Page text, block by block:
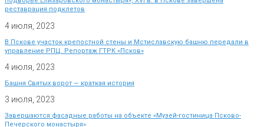
реставрация подклетов
4 июля, 2023
В Пскове участок крепостной стены и Мстиславскую башню передали в
управление РПЦ. Репортаж ГТРК «Псков»
4 июля, 2023
Башня Святых ворот — краткая история
3 июля, 2023
Завершаются фасадные работы на объекте «Музей-гостиница Псково-
Печерского монастыря»